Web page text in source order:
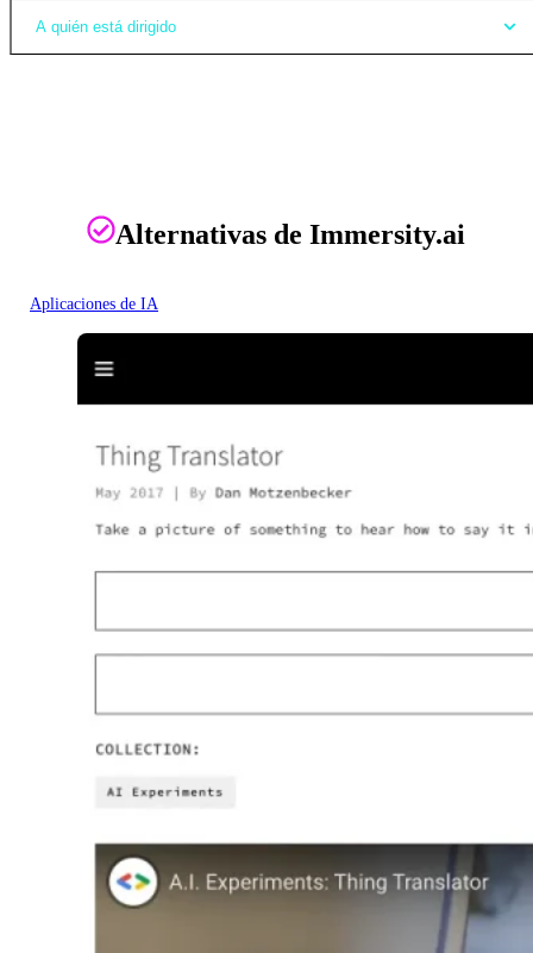
A quién está dirigido
Alternativas de Immersity.ai
Aplicaciones de IA